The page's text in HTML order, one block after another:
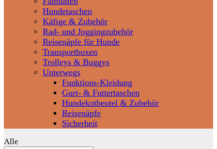
Hundetaschen
Käfige & Zubehör
Rad- und Joggingzubehör
Reisenäpfe für Hunde
Transportboxen
Trolleys & Buggys
Unterwegs
Funktions-Kleidung
Gurt- & Futtertaschen
Hundekotbeutel & Zubehör
Reisenäpfe
Sicherheit
Alle